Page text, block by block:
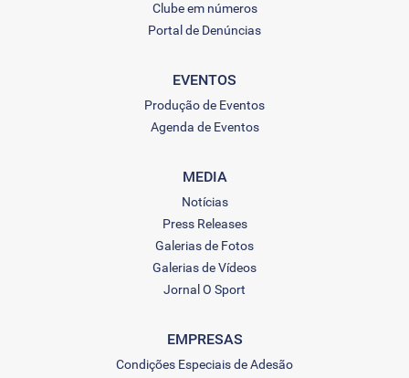
Clube em números
Portal de Denúncias
EVENTOS
Produção de Eventos
Agenda de Eventos
MEDIA
Notícias
Press Releases
Galerias de Fotos
Galerias de Vídeos
Jornal O Sport
EMPRESAS
Condições Especiais de Adesão